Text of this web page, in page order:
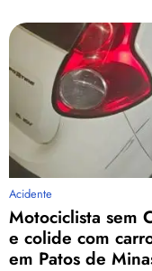
Acidente
Motociclista sem
e colide com
em Patos de